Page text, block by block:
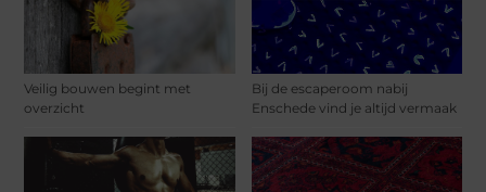
Veilig bouwen begint met
overzicht
Bij de escaperoom nabij
Enschede vind je altijd vermaak